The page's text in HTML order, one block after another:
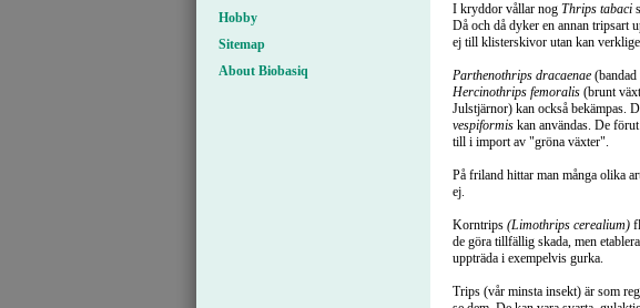
Hobby
Sitemap
About Biobasiq
I kryddor vållar nog Thrips tabaci
Då och då dyker en annan tripsart
ej till klisterskivor utan kan
Parthenothrips dracaenae
Hercinothrips femoralis (brunt
Julstjärnor) kan också bekämpas.
vespiformis kan användas. De
till i import av "gröna växter".
På friland hittar man många olika
ej.
Korntrips (Limothrips cerealium)
de göra tillfällig skada, men
uppträda i exempelvis gurka.
Trips (vår minsta insekt) är som